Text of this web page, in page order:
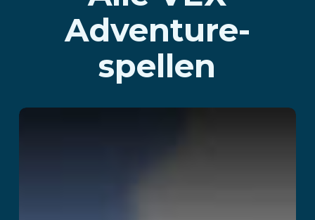
Adventure-
spellen